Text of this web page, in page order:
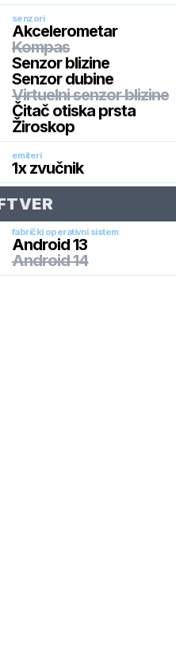
senzori
Akcelerometar
Kompas
Senzor blizine
Senzor dubine
Virtuelni senzor blizine
Čitač otiska prsta
Žiroskop
emiteri
1x zvučnik
fabrički operativni sistem
Android 13
Android 14